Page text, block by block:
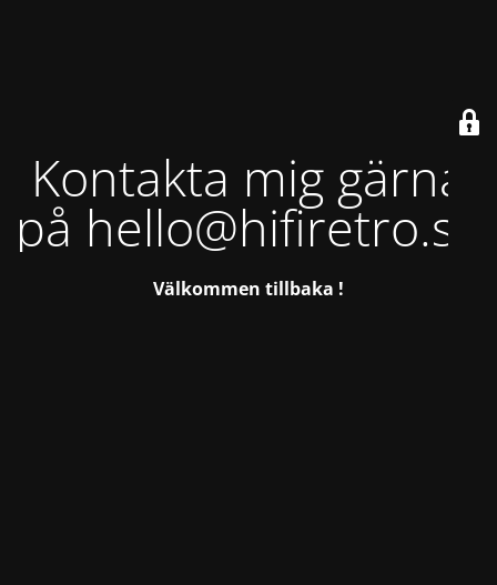
Kontakta mig gärna
på hello@hifiretro.se
Välkommen tillbaka !